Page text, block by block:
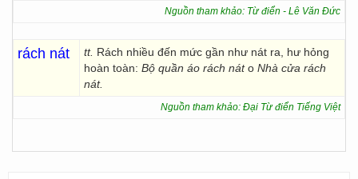
Nguồn tham khảo: Từ điển - Lê Văn Đức
rách nát tt. Rách nhiều đến mức gần như nát ra, hư hỏng
hoàn toàn: Bộ quần áo rách náto Nhà cửa rách
nát.
Nguồn tham khảo: Đại Từ điển Tiếng Việt